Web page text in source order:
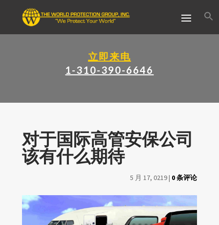
立即来电
1-310-390-6646
对于国际高管安保公司
该有什么期待
5 月 17, 0219| 0 条评论